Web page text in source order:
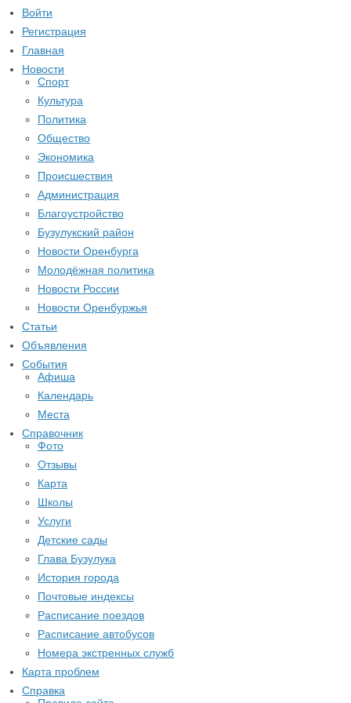
Войти
Регистрация
Главная
Новости
Спорт
Культура
Политика
Общество
Экономика
Происшествия
Администрация
Благоустройство
Бузулукский район
Новости Оренбурга
Молодёжная политика
Новости России
Новости Оренбуржья
Статьи
Объявления
События
Афиша
Календарь
Места
Справочник
Фото
Отзывы
Карта
Школы
Услуги
Детские сады
Глава Бузулука
История города
Почтовые индексы
Расписание поездов
Расписание автобусов
Номера экстренных служб
Карта проблем
Справка